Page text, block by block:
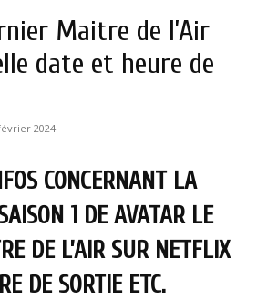
Maitre de l’Air
date et heure de
2024
CONCERNANT LA
1 DE AVATAR LE
DE L’AIR SUR NETFLIX
DE SORTIE ETC.